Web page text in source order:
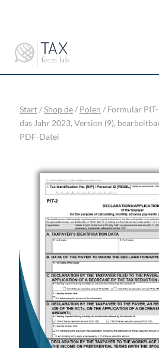
Start/Shop de/ Polen / Formular
das Jahr 2023, Version (9),
PDF-Datei